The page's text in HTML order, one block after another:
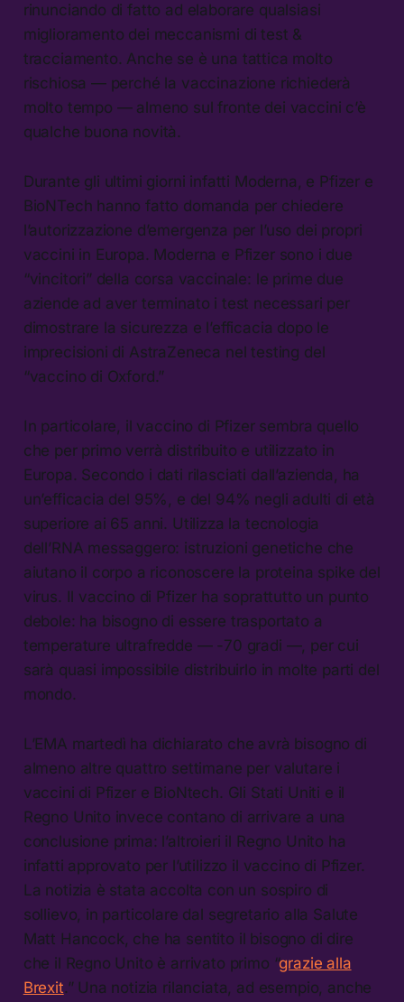
rinunciando di fatto ad elaborare qualsiasi
miglioramento dei meccanismi di test &
tracciamento. Anche se è una tattica molto
rischiosa — perché la vaccinazione richiederà
molto tempo — almeno sul fronte dei vaccini c’è
qualche buona novità.
Durante gli ultimi giorni infatti Moderna, e Pfizer e
BioNTech hanno fatto domanda per chiedere
l’autorizzazione d’emergenza per l’uso dei propri
vaccini in Europa. Moderna e Pfizer sono i due
“vincitori” della corsa vaccinale: le prime due
aziende ad aver terminato i test necessari per
dimostrare la sicurezza e l’efficacia dopo le
imprecisioni di AstraZeneca nel testing del
“vaccino di Oxford.”
In particolare, il vaccino di Pfizer sembra quello
che per primo verrà distribuito e utilizzato in
Europa. Secondo i dati rilasciati dall’azienda, ha
un’efficacia del 95%, e del 94% negli adulti di età
superiore ai 65 anni. Utilizza la tecnologia
dell’RNA messaggero: istruzioni genetiche che
aiutano il corpo a riconoscere la proteina spike del
virus. Il vaccino di Pfizer ha soprattutto un punto
debole: ha bisogno di essere trasportato a
temperature ultrafredde — -70 gradi —, per cui
sarà quasi impossibile distribuirlo in molte parti del
mondo.
L’EMA martedì ha dichiarato che avrà bisogno di
almeno altre quattro settimane per valutare i
vaccini di Pfizer e BioNtech. Gli Stati Uniti e il
Regno Unito invece contano di arrivare a una
conclusione prima: l’altroieri il Regno Unito ha
infatti approvato per l’utilizzo il vaccino di Pfizer.
La notizia è stata accolta con un sospiro di
sollievo, in particolare dal segretario alla Salute
Matt Hancock, che ha sentito il bisogno di dire
che il Regno Unito è arrivato primo “grazie alla
Brexit.” Una notizia rilanciata, ad esempio, anche